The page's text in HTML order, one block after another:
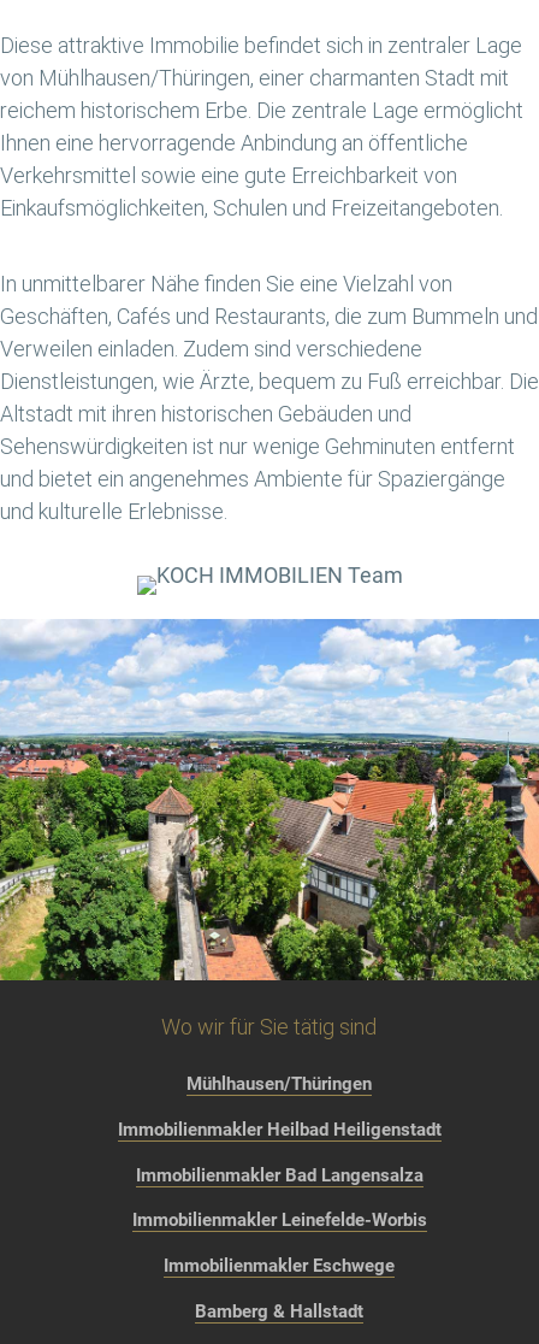
Diese attraktive Immobilie befindet sich in zentraler Lage
von Mühlhausen/Thüringen, einer charmanten Stadt mit
reichem historischem Erbe. Die zentrale Lage ermöglicht
Ihnen eine hervorragende Anbindung an öffentliche
Verkehrsmittel sowie eine gute Erreichbarkeit von
Einkaufsmöglichkeiten, Schulen und Freizeitangeboten.
In unmittelbarer Nähe finden Sie eine Vielzahl von
Geschäften, Cafés und Restaurants, die zum Bummeln und
Verweilen einladen. Zudem sind verschiedene
Dienstleistungen, wie Ärzte, bequem zu Fuß erreichbar. Die
Altstadt mit ihren historischen Gebäuden und
Sehenswürdigkeiten ist nur wenige Gehminuten entfernt
und bietet ein angenehmes Ambiente für Spaziergänge
und kulturelle Erlebnisse.
Wo wir für Sie tätig sind
Mühlhausen/Thüringen
Immobilienmakler Heilbad Heiligenstadt
Immobilienmakler Bad Langensalza
Immobilienmakler Leinefelde-Worbis
Immobilienmakler Eschwege
Bamberg & Hallstadt